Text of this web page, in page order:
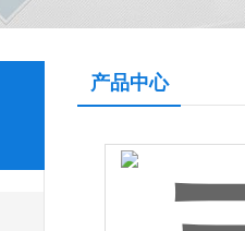
产品中心